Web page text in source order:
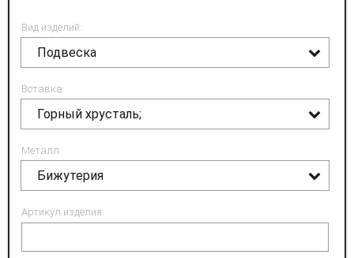
Вид изделий:
Подвеска
Вставка:
Горный хрусталь;
Металл:
Бижутерия
Артикул изделия: